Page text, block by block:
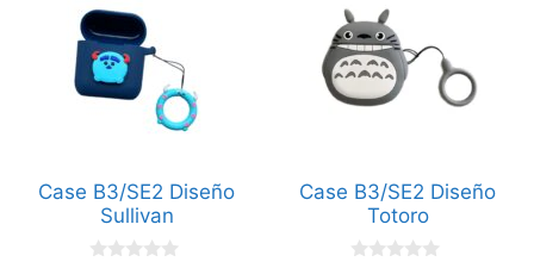
Case B3/SE2 Diseño
Sullivan
Case B3/SE2 Diseño
Totoro